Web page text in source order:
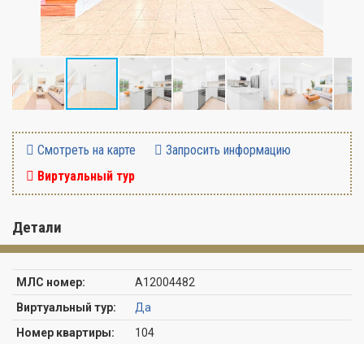
Смотреть на карте
Запросить информацию
Виртуальный тур
Детали
МЛС номер:
A12004482
Виртуальный тур:
Да
Номер квартиры:
104